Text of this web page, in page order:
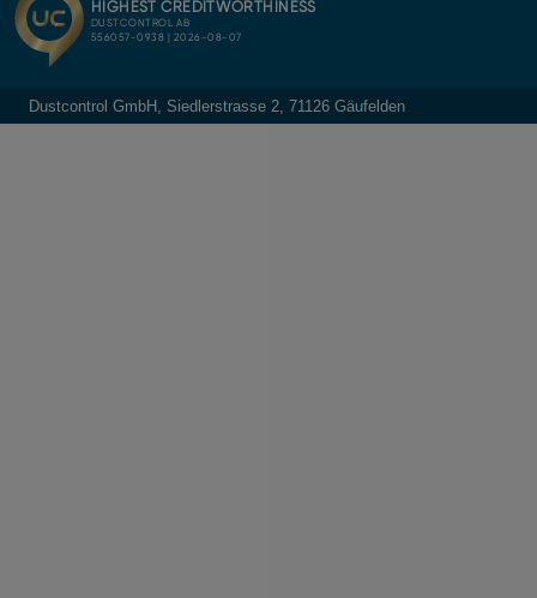
Dustcontrol GmbH, Siedlerstrasse 2, 71126 Gäufelden